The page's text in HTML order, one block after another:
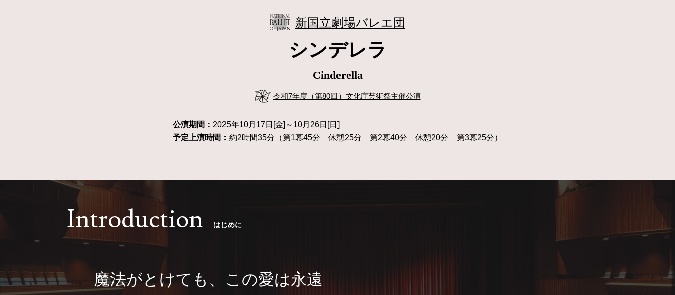
新国立劇場バレエ団
シンデレラ
Cinderella
令和7年度（第80回）文化庁芸術祭主催公演
公演期間： 2025年10月17日[金]～10月26日[日]
予定上演時間： 約2時間35分（第1幕45分 休憩25分 第2幕40分 休憩20分 第3幕25分）
Introduction はじめに
魔法がとけても、この愛は永遠